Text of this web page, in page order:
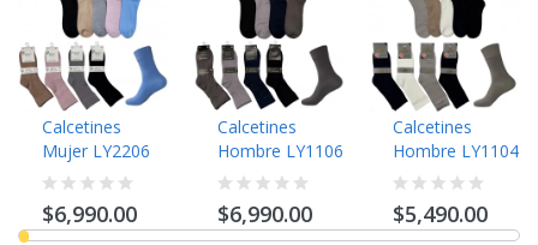
Calcetines
Mujer LY2206
$6,990.00
Calcetines
Hombre LY1106
$6,990.00
Calcetines
Hombre LY1104
$5,490.00